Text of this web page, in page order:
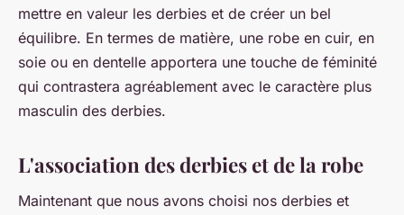
mettre en valeur les derbies et de créer un bel
équilibre. En termes de matière, une robe en cuir, en
soie ou en dentelle apportera une touche de féminité
qui contrastera agréablement avec le caractère plus
masculin des derbies.
L'association des derbies et de la robe
Maintenant que nous avons choisi nos derbies et